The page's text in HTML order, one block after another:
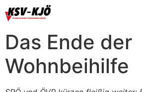
Das Ende der
Wohnbeihilfe